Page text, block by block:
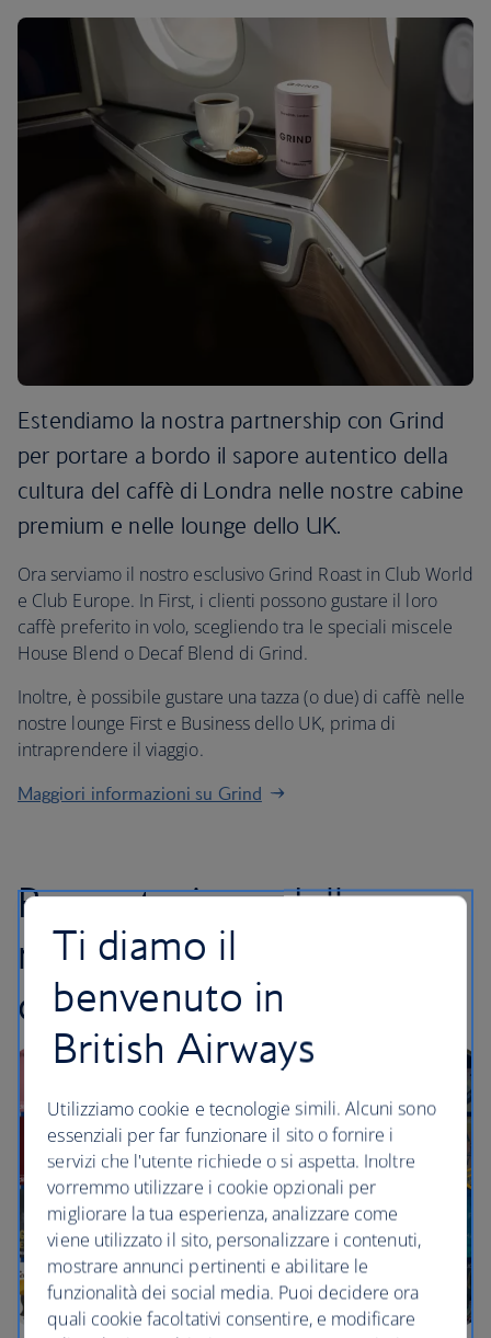
Estendiamo la nostra partnership con Grind
per portare a bordo il sapore autentico della
cultura del caffè di Londra nelle nostre cabine
premium e nelle lounge dello UK.
Ora serviamo il nostro esclusivo Grind Roast in Club World
e Club Europe. In First, i clienti possono gustare il loro
caffè preferito in volo, scegliendo tra le speciali miscele
House Blend o Decaf Blend di Grind.
Inoltre, è possibile gustare una tazza (o due) di caffè nelle
nostre lounge First e Business dello UK, prima di
intraprendere il viaggio.
Maggiori informazioni su Grind
Presentazione della
nostra collaborazione
con Audible
Ti diamo il
benvenuto in
British Airways
Utilizziamo cookie e tecnologie simili. Alcuni sono
essenziali per far funzionare il sito o fornire i
servizi che l'utente richiede o si aspetta. Inoltre
vorremmo utilizzare i cookie opzionali per
migliorare la tua esperienza, analizzare come
viene utilizzato il sito, personalizzare i contenuti,
mostrare annunci pertinenti e abilitare le
funzionalità dei social media. Puoi decidere ora
quali cookie facoltativi consentire, e modificare